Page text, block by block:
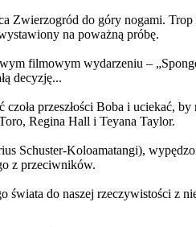
Zwierzogród do góry nogami. Trop
na poważną próbę.
filmowym wydarzeniu –
decyzję...
przeszłości Boba i uciekać, by
Regina Hall i Teyana Taylor.
Schuster-Koloamatangi),
z przeciwników.
do naszej rzeczywistości z